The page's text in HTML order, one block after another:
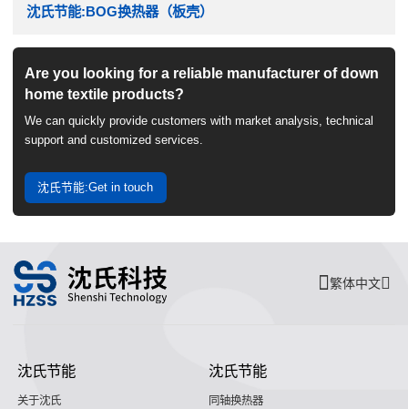
沈氏节能:BOG换热器（板壳）
Are you looking for a reliable manufacturer of down
home textile products?
We can quickly provide customers with market analysis, technical
support and customized services.
沈氏节能:Get in touch
繁体中文
沈氏节能
关于沈氏
沈氏节能
同轴换热器